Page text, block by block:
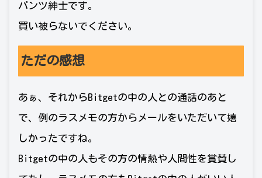
パンツ紳士です。
買い被らないでください。
ただの感想
あぁ、それからBitgetの中の人との通話のあと
で、例のラスメモの方からメールをいただいて嬉
しかったですね。
Bitgetの中の人もその方の情熱や人間性を賞賛し